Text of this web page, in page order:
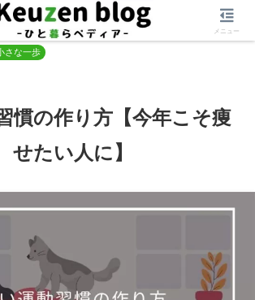
を整える 運動
さな一歩
慣の作り方【今年こそ痩
せたい人に】
メニュー